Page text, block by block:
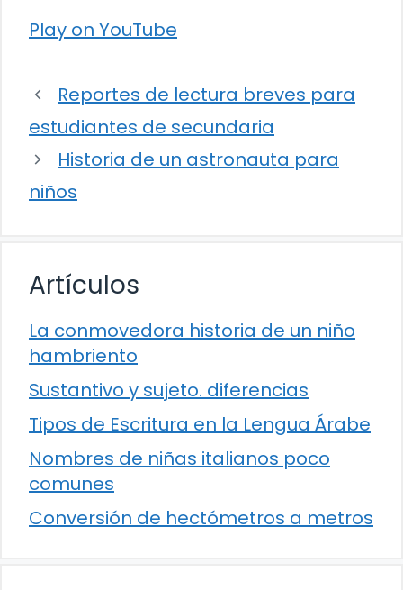
Play on YouTube
Reportes de lectura breves para
estudiantes de secundaria
Historia de un astronauta para
niños
Artículos
La conmovedora historia de un niño
hambriento
Sustantivo y sujeto. diferencias
Tipos de Escritura en la Lengua Árabe
Nombres de niñas italianos poco
comunes
Conversión de hectómetros a metros